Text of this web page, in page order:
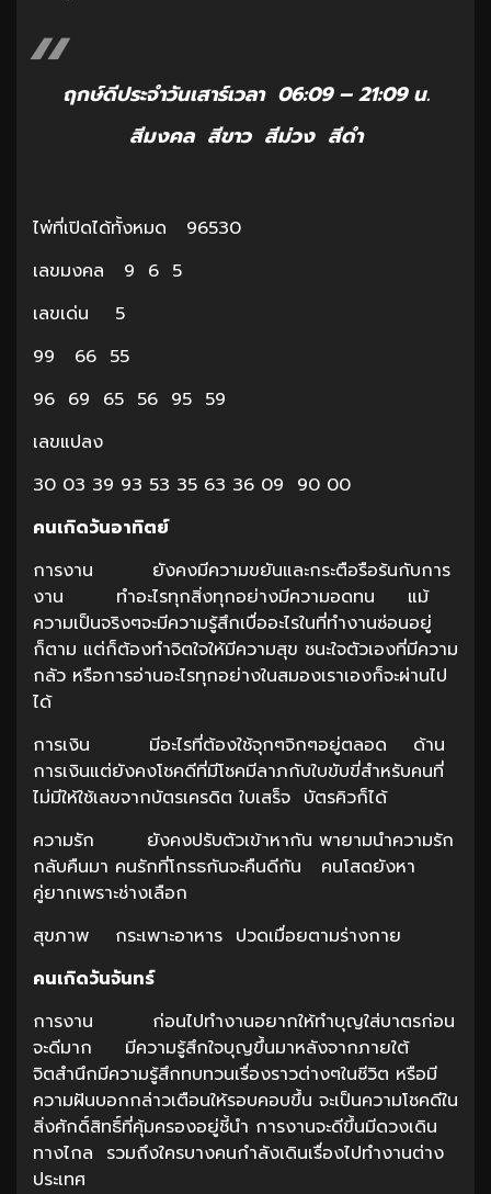
ฤกษ์ดีประจำวันเสาร์เวลา 06:09 – 21:09 น.
สีมงคล สีขาว สีม่วง สีดำ
ไพ่ที่เปิดได้ทั้งหมด 96530
เลขมงคล 9 6 5
เลขเด่น 5
99 66 55
96 69 65 56 95 59
เลขแปลง
30 03 39 93 53 35 63 36 09 90 00
คนเกิดวันอาทิตย์
การงาน ยังคงมีความขยันและกระตือรือร้นกับการ
งาน ทำอะไรทุกสิ่งทุกอย่างมีความอดทน แม้
ความเป็นจริงๆจะมีความรู้สึกเบื่ออะไรในที่ทำงานซ่อนอยู่
ก็ตาม แต่ก็ต้องทำจิตใจให้มีความสุข ชนะใจตัวเองที่มีความ
กลัว หรือการอ่านอะไรทุกอย่างในสมองเราเองก็จะผ่านไป
ได้
การเงิน มีอะไรที่ต้องใช้จุกๆจิกๆอยู่ตลอด ด้าน
การเงินแต่ยังคงโชคดีที่มีโชคมีลาภกับใบขับขี่สำหรับคนที่
ไม่มีให้ใช้เลขจากบัตรเครดิต ใบเสร็จ บัตรคิวก็ได้
ความรัก ยังคงปรับตัวเข้าหากัน พายามนำความรัก
กลับคืนมา คนรักที่โกรธกันจะคืนดีกัน คนโสดยังหา
คู่ยากเพราะช่างเลือก
สุขภาพ กระเพาะอาหาร ปวดเมื่อยตามร่างกาย
คนเกิดวันจันทร์
การงาน ก่อนไปทำงานอยากให้ทำบุญใส่บาตรก่อน
จะดีมาก มีความรู้สึกใจบุญขึ้นมาหลังจากภายใต้
จิตสำนึกมีความรู้สึกทบทวนเรื่องราวต่างๆในชีวิต หรือมี
ความฝันบอกกล่าวเตือนให้รอบคอบขึ้น จะเป็นความโชคดีใน
สิ่งศักดิ์สิทธิ์ที่คุ้มครองอยู่ชี้นำ การงานจะดีขึ้นมีดวงเดิน
ทางไกล รวมถึงใครบางคนกำลังเดินเรื่องไปทำงานต่าง
ประเทศ